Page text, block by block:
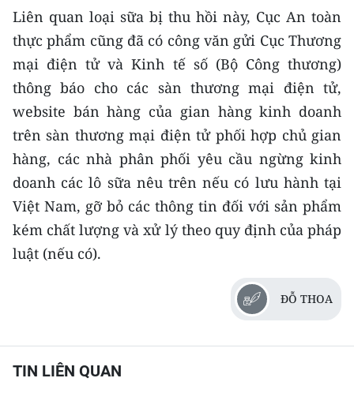
VỀ BÁO NHÂN DÂN
THỜI NAY
NHÂN DÂN CUỐI TUẦN
NHÂN DÂN HẰNG THÁNG
MUA BÁO
ĐỌC BÁO IN
ENGLISH
РУССКИЙ
Liên quan loại sữa bị thu hồi này, Cục An toàn
thực phẩm cũng đã có công văn gửi Cục Thương
mại điện tử và Kinh tế số (Bộ Công thương)
thông báo cho các sàn thương mại điện tử,
website bán hàng của gian hàng kinh doanh
trên sàn thương mại điện tử phối hợp chủ gian
hàng, các nhà phân phối yêu cầu ngừng kinh
doanh các lô sữa nêu trên nếu có lưu hành tại
Việt Nam, gỡ bỏ các thông tin đối với sản phẩm
kém chất lượng và xử lý theo quy định của pháp
luật (nếu có).
ĐỖ THOA
TIN LIÊN QUAN